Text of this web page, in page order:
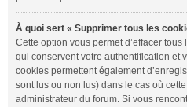
À quoi sert « Supprimer tous les
Cette option vous permet d’effacer
qui conservent votre authentification et
cookies permettent également
sont lus ou non lus) dans le cas où
administrateur du forum. Si vous